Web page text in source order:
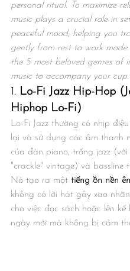
personal ritual. To maximize
music plays a crucial role in
peaceful mood, helping you
gently from rest to work
the 5 most beloved genres of
music to accompany your cup
1. Lo-Fi Jazz Hip-Hop
Hiphop Lo-Fi)
Lo-Fi Jazz thường có nhịp
lại và sử dụng các âm thanh
của đàn piano, trống jazz (với
"crackle" vintage) và bassline
Nó tạo ra một tiếng ồn nền
không có lời hát gây xao
cho việc đọc sách hoặc lên kế
ngày mới mà không bị cảm